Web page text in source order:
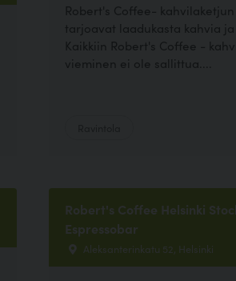
Robert's Coffee-
tarjoavat laadukasta kahvia
Kaikkiin Robert's Coffee -
vieminen ei ole sallittua....
Robert's Coffee Helsinki
Espressobar
Aleksanterinkatu 52, Helsinki